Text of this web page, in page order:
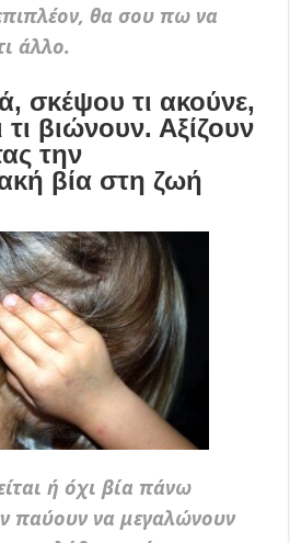
επιπλέον, θα σου πω να
άλλο.
σκέψου τι ακούνε,
τι βιώνουν. Αξίζουν
την
βία στη ζωή
ή όχι βία πάνω
παύουν να μεγαλώνουν